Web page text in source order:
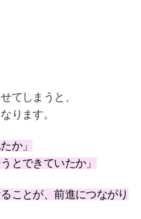
てしまうと、
ります。
か」
とできていたか」
ことが、前進につながり